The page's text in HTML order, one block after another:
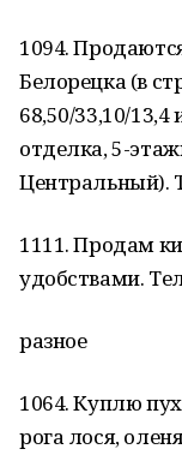
1094.
Белорецка (в
68,50/33,10/13,4
отделка, 5-
Центральный).
1111. Продам
удобствами.
разное
1064. Куплю
рога лося,